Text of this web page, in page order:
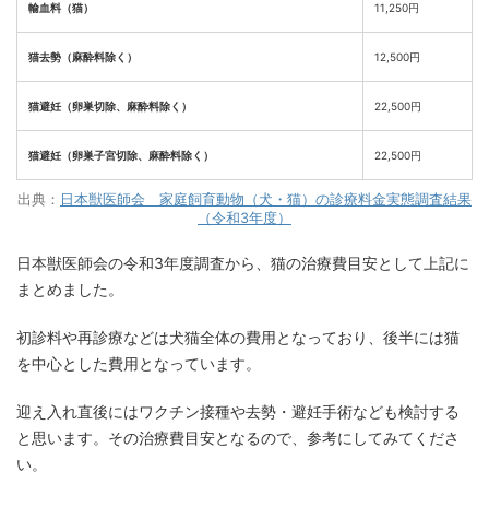
輸血料（猫） 11,250円
猫去勢（麻酔料除く） 12,500円
猫避妊（卵巣切除、麻酔料除く） 22,500円
猫避妊（卵巣子宮切除、麻酔料除く） 22,500円
出典： 日本獣医師会 家庭飼育動物（犬・猫）の診療料金実態調査結果
（令和3年度）
日本獣医師会の令和3年度調査から、猫の治療費目安として上記に
まとめました。
初診料や再診療などは犬猫全体の費用となっており、後半には猫
を中心とした費用となっています。
迎え入れ直後にはワクチン接種や去勢・避妊手術なども検討する
と思います。その治療費目安となるので、参考にしてみてくださ
い。